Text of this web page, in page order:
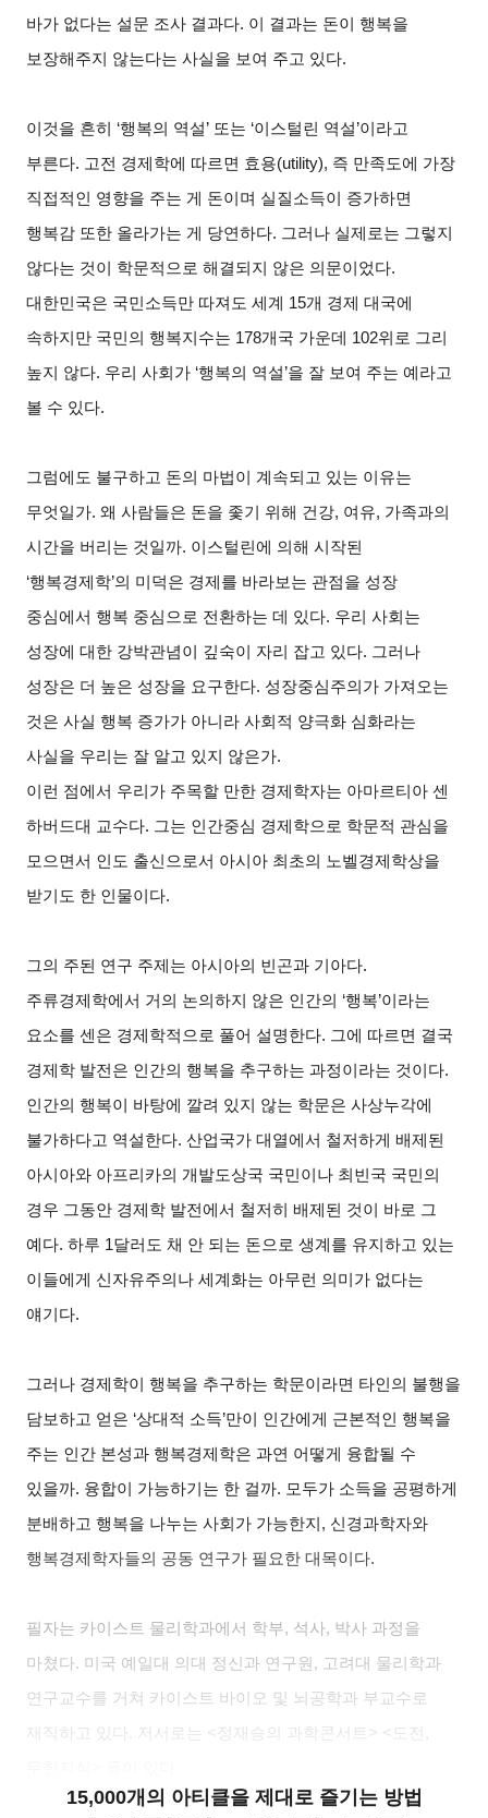
바가 없다는 설문 조사 결과다. 이 결과는 돈이 행복을
보장해주지 않는다는 사실을 보여 주고 있다.
이것을 흔히 ‘행복의 역설’ 또는 ‘이스털린 역설’이라고
부른다. 고전 경제학에 따르면 효용(utility), 즉 만족도에 가장
직접적인 영향을 주는 게 돈이며 실질소득이 증가하면
행복감 또한 올라가는 게 당연하다. 그러나 실제로는 그렇지
않다는 것이 학문적으로 해결되지 않은 의문이었다.
대한민국은 국민소득만 따져도 세계 15개 경제 대국에
속하지만 국민의 행복지수는 178개국 가운데 102위로 그리
높지 않다. 우리 사회가 ‘행복의 역설’을 잘 보여 주는 예라고
볼 수 있다.
그럼에도 불구하고 돈의 마법이 계속되고 있는 이유는
무엇일가. 왜 사람들은 돈을 좇기 위해 건강, 여유, 가족과의
시간을 버리는 것일까. 이스털린에 의해 시작된
‘행복경제학’의 미덕은 경제를 바라보는 관점을 성장
중심에서 행복 중심으로 전환하는 데 있다. 우리 사회는
성장에 대한 강박관념이 깊숙이 자리 잡고 있다. 그러나
성장은 더 높은 성장을 요구한다. 성장중심주의가 가져오는
것은 사실 행복 증가가 아니라 사회적 양극화 심화라는
사실을 우리는 잘 알고 있지 않은가.
이런 점에서 우리가 주목할 만한 경제학자는 아마르티아 센
하버드대 교수다. 그는 인간중심 경제학으로 학문적 관심을
모으면서 인도 출신으로서 아시아 최초의 노벨경제학상을
받기도 한 인물이다.
그의 주된 연구 주제는 아시아의 빈곤과 기아다.
주류경제학에서 거의 논의하지 않은 인간의 ‘행복’이라는
요소를 센은 경제학적으로 풀어 설명한다. 그에 따르면 결국
경제학 발전은 인간의 행복을 추구하는 과정이라는 것이다.
인간의 행복이 바탕에 깔려 있지 않는 학문은 사상누각에
불가하다고 역설한다. 산업국가 대열에서 철저하게 배제된
아시아와 아프리카의 개발도상국 국민이나 최빈국 국민의
경우 그동안 경제학 발전에서 철저히 배제된 것이 바로 그
예다. 하루 1달러도 채 안 되는 돈으로 생계를 유지하고 있는
이들에게 신자유주의나 세계화는 아무런 의미가 없다는
얘기다.
그러나 경제학이 행복을 추구하는 학문이라면 타인의 불행을
담보하고 얻은 ‘상대적 소득’만이 인간에게 근본적인 행복을
주는 인간 본성과 행복경제학은 과연 어떻게 융합될 수
있을까. 융합이 가능하기는 한 걸까. 모두가 소득을 공평하게
분배하고 행복을 나누는 사회가 가능한지, 신경과학자와
행복경제학자들의 공동 연구가 필요한 대목이다.
필자는 카이스트 물리학과에서 학부, 석사, 박사 과정을
마쳤다. 미국 예일대 의대 정신과 연구원, 고려대 물리학과
연구교수를 거쳐 카이스트 바이오 및 뇌공학과 부교수로
재직하고 있다. 저서로는 <정재승의 과학콘서트> <도전,
15,000개의 아티클을 제대로 즐기는 방법